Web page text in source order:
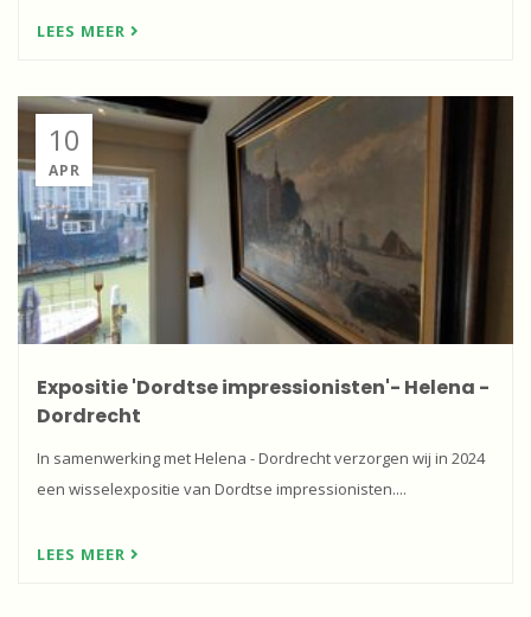
LEES MEER
10
APR
Expositie 'Dordtse impressionisten'- Helena -
Dordrecht
In samenwerking met Helena - Dordrecht verzorgen wij in 2024
een wisselexpositie van Dordtse impressionisten....
LEES MEER